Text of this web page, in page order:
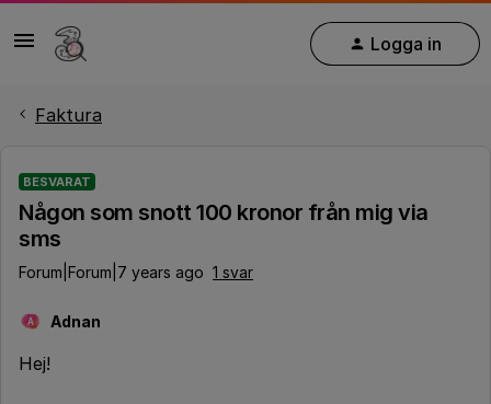
Logga in
Faktura
BESVARAT
Någon som snott 100 kronor från mig via
sms
Forum|Forum|7 years ago 1 svar
A Adnan
Hej!